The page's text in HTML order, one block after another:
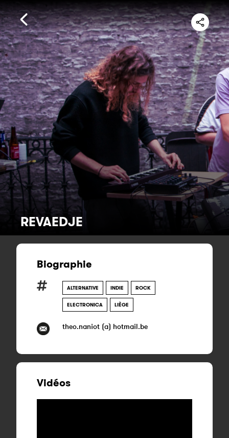
REVAEDJE
Biographie
ALTERNATIVE INDIE ROCK
ELECTRONICA LIÈGE
theo.naniot (a) hotmail.be
Vidéos